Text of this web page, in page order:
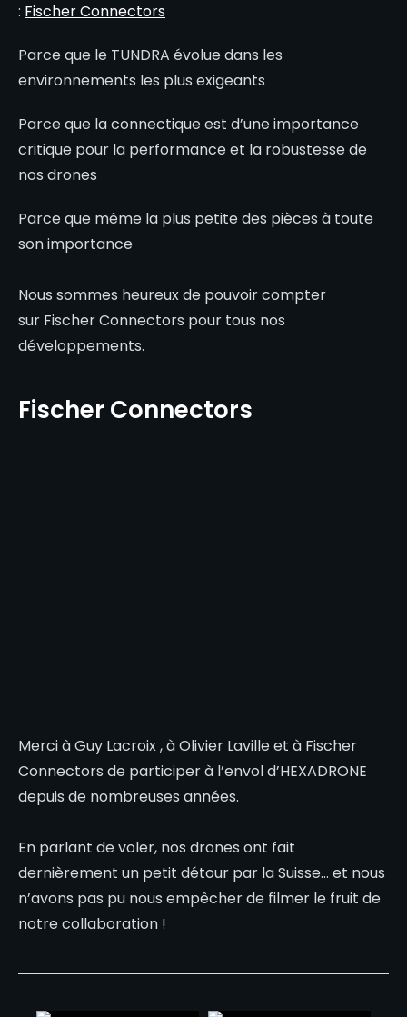
: Fischer Connectors
Parce que le TUNDRA évolue dans les
environnements les plus exigeants
Parce que la connectique est d’une importance
critique pour la performance et la robustesse de
nos drones
Parce que même la plus petite des pièces à toute
son importance
Nous sommes heureux de pouvoir compter
sur Fischer Connectors pour tous nos
développements.
Fischer Connectors
Merci à Guy Lacroix , à Olivier Laville et à Fischer
Connectors de participer à l’envol d’HEXADRONE
depuis de nombreuses années.
En parlant de voler, nos drones ont fait
dernièrement un petit détour par la Suisse… et nous
n’avons pas pu nous empêcher de filmer le fruit de
notre collaboration !